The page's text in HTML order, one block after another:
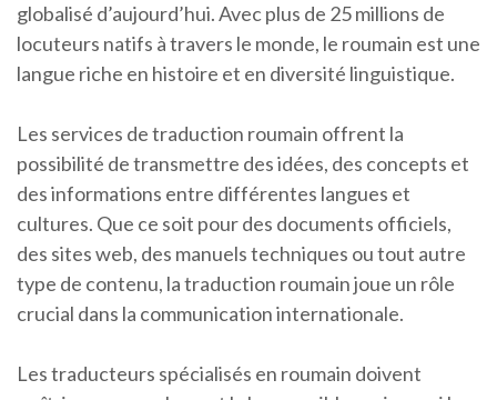
globalisé d’aujourd’hui. Avec plus de 25 millions de
locuteurs natifs à travers le monde, le roumain est une
langue riche en histoire et en diversité linguistique.
Les services de traduction roumain offrent la
possibilité de transmettre des idées, des concepts et
des informations entre différentes langues et
cultures. Que ce soit pour des documents officiels,
des sites web, des manuels techniques ou tout autre
type de contenu, la traduction roumain joue un rôle
crucial dans la communication internationale.
Les traducteurs spécialisés en roumain doivent